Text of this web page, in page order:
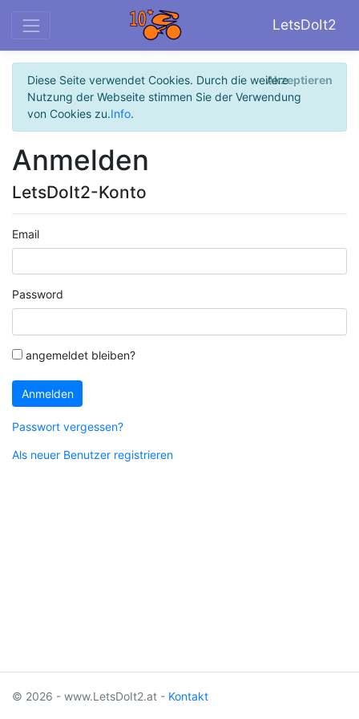
LetsDoIt2
Diese Seite verwendet Cookies. Durch die weitere
Nutzung der Webseite stimmen Sie der Verwendung
von Cookies zu.Info.
Akzeptieren
Anmelden
LetsDoIt2-Konto
Email
Password
angemeldet bleiben?
Anmelden
Passwort vergessen?
Als neuer Benutzer registrieren
© 2026 - www.LetsDoIt2.at - Kontakt